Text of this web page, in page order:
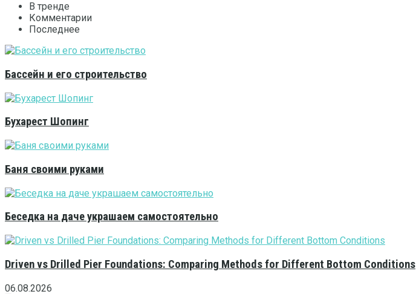
В тренде
Комментарии
Последнее
Бассейн и его строительство
Бухарест Шопинг
Баня своими руками
Беседка на даче украшаем самостоятельно
Driven vs Drilled Pier Foundations: Comparing Methods for Different Bottom Conditions
06.08.2026